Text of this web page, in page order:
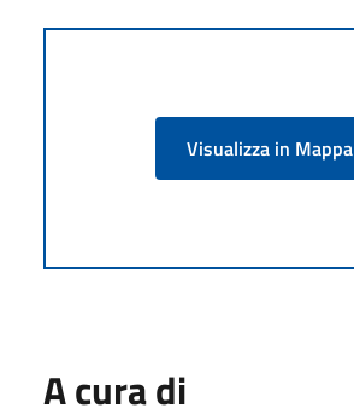
Visualizza in Mappa
A cura di